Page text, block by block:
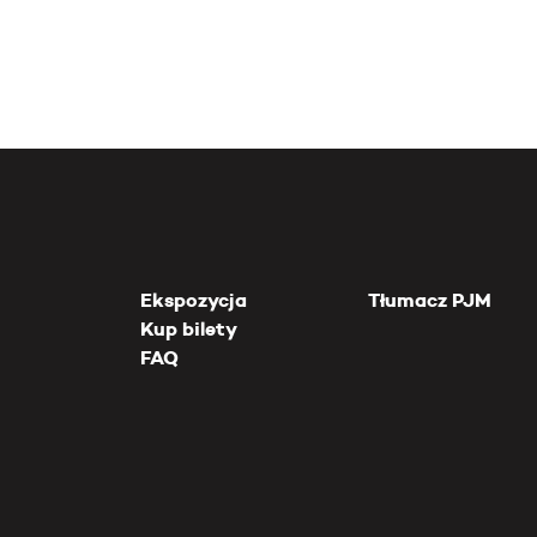
Ekspozycja
Kup bilety
FAQ
Tłumacz PJM